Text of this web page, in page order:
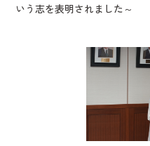
いう志を表明されました～